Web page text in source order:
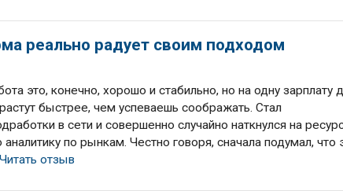
реально радует своим подходом
это, конечно, хорошо и стабильно, но на одну зарплату
быстрее, чем успеваешь соображать. Стал
в сети и совершенно случайно наткнулся на
по рынкам. Честно говоря, сначала подумал, что
Читать отзыв